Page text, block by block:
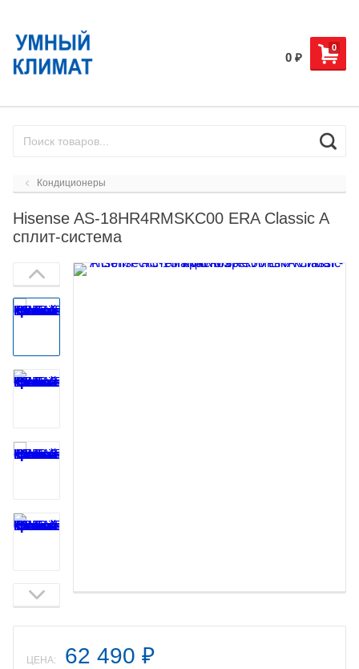
0
0 ₽
Кондиционеры
Hisense AS-18HR4RMSKC00 ERA Classic A
сплит-система
ЦЕНА: 62 490 ₽